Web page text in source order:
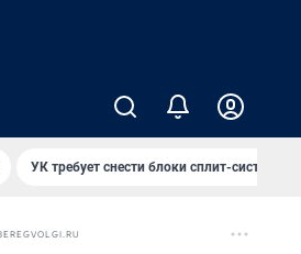
УК требует снести блоки сплит-систем